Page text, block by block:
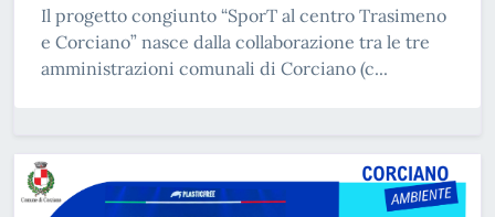
Il progetto congiunto “SporT al centro Trasimeno
e Corciano” nasce dalla collaborazione tra le tre
amministrazioni comunali di Corciano (c...